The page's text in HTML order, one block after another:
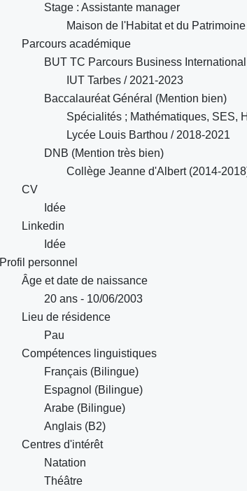
Stage : Assistante manager
Maison de l'Habitat et du
Parcours académique
BUT TC Parcours Business International
IUT Tarbes / 2021-2023
Baccalauréat Général (Mention bien)
Spécialités ; Mathématiques, SES,
Lycée Louis Barthou / 2018-2021
DNB (Mention très bien)
Collège Jeanne d'Albert (2014-
CV
Idée
Linkedin
Idée
Profil personnel
Âge et date de naissance
20 ans - 10/06/2003
Lieu de résidence
Pau
Compétences linguistiques
Français (Bilingue)
Espagnol (Bilingue)
Arabe (Bilingue)
Anglais (B2)
Centres d'intérêt
Natation
Théâtre